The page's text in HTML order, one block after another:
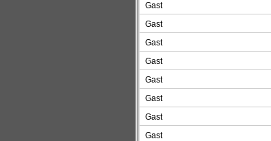
Gast
Gast
Gast
Gast
Gast
Gast
Gast
Gast